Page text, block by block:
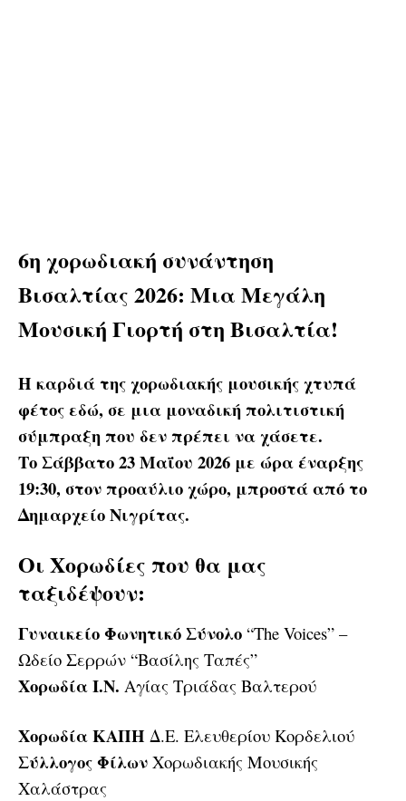
6η χορωδιακή συνάντηση
Βισαλτίας 2026: Μια Μεγάλη
Μουσική Γιορτή στη Βισαλτία!
Η καρδιά της χορωδιακής μουσικής χτυπά
φέτος εδώ, σε μια μοναδική πολιτιστική
σύμπραξη που δεν πρέπει να χάσετε.
Το Σάββατο 23 Μαΐου 2026 με ώρα έναρξης
19:30, στον προαύλιο χώρο, μπροστά από το
Δημαρχείο Νιγρίτας.
Οι Χορωδίες που θα μας
ταξιδέψουν:
Γυναικείο Φωνητικό Σύνολο “The Voices” –
Ωδείο Σερρών “Βασίλης Ταπές”
Χορωδία Ι.Ν. Αγίας Τριάδας Βαλτερού
Χορωδία ΚΑΠΗ Δ.Ε. Ελευθερίου Κορδελιού
Σύλλογος Φίλων Χορωδιακής Μουσικής
Χαλάστρας